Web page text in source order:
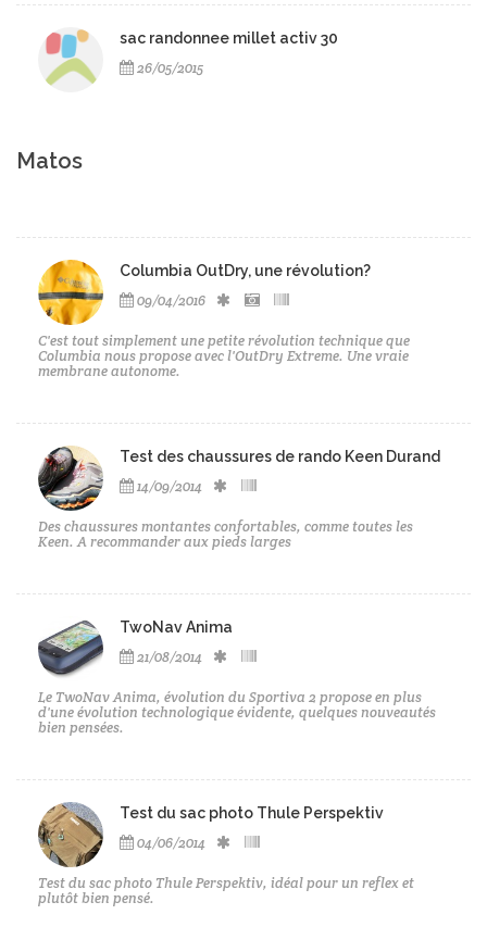
sac randonnee millet activ 30
26/05/2015
Matos
Columbia OutDry, une révolution?
09/04/2016
C'est tout simplement une petite révolution technique que
Columbia nous propose avec l'OutDry Extreme. Une vraie
membrane autonome.
Test des chaussures de rando Keen Durand
14/09/2014
Des chaussures montantes confortables, comme toutes les
Keen. A recommander aux pieds larges
TwoNav Anima
21/08/2014
Le TwoNav Anima, évolution du Sportiva 2 propose en plus
d'une évolution technologique évidente, quelques nouveautés
bien pensées.
Test du sac photo Thule Perspektiv
04/06/2014
Test du sac photo Thule Perspektiv, idéal pour un reflex et
plutôt bien pensé.